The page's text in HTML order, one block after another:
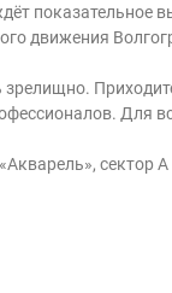
показательное
движения
зрелищно.
Для
сектор А